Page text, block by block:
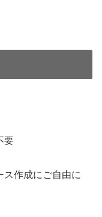
要
ス作成にご自由に